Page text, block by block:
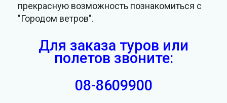
прекрасную возможность познакомиться с
"Городом ветров".
Для заказа туров или
полетов звоните:
08-8609900